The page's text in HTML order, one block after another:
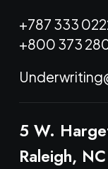
+787 333
+800 373
5 W.
Raleigh,